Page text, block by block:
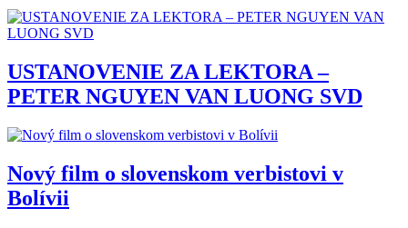
USTANOVENIE ZA LEKTORA –
PETER NGUYEN VAN LUONG SVD
Nový film o slovenskom verbistovi v
Bolívii